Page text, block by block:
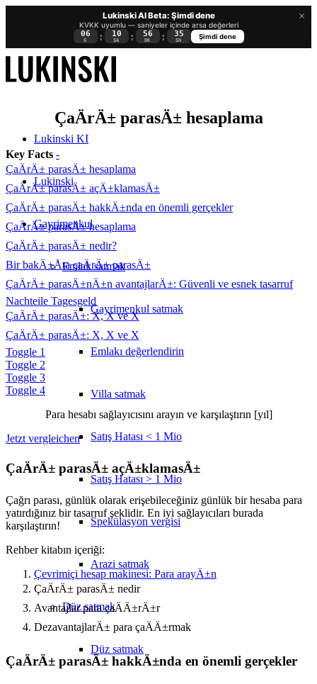
×
Lukinski AI Beta: Şimdi dene
KVKK uyumlu — saniyeler içinde arsa değerleri
06
G : 10
SA : 56
DK : 34
SN
Şimdi dene
Lukinski KI
Lukinski
Gayrimenkul
Emlak satmak
Gayrimenkul satmak
Emlakı değerlendirin
Villa satmak
Satış Hatası < 1 Mio
Satış Hatası > 1 Mio
Spekülasyon vergisi
Arazi satmak
Düzsatmak
Düz satmak
ÇaÄrÄ± parasÄ± hesaplama
Key Facts -
ÇaÄrÄ± parasÄ± hesaplama
ÇaÄrÄ± parasÄ± açÄ±klamasÄ±
ÇaÄrÄ± parasÄ± hakkÄ±nda en önemli gerçekler
ÇaÄrÄ± parasÄ± hesaplama
ÇaÄrÄ± parasÄ± nedir?
Bir bakÄ±Åta çaÄrÄ± parasÄ±
ÇaÄrÄ± parasÄ±nÄ±n avantajlarÄ±: Güvenli ve esnek tasarruf
Nachteile Tagesgeld
ÇaÄrÄ± parasÄ±: X, X ve X
ÇaÄrÄ± parasÄ±: X, X ve X
Toggle 1
Toggle 2
Toggle 3
Toggle 4
Para hesabı sağlayıcısını arayın ve karşılaştırın [yıl]
Jetzt vergleichen
ÇaÄrÄ± parasÄ± açÄ±klamasÄ±
Çağrı parası, günlük olarak erişebileceğiniz günlük bir hesaba para
yatırdığınız bir tasarruf şeklidir. En iyi sağlayıcıları burada
karşılaştırın!
Rehber kitabın içeriği:
Çevrimiçi hesap makinesi: Para arayÄ±n
ÇaÄrÄ± parasÄ± nedir
Avantajlar para çaÄÄ±rÄ±r
DezavantajlarÄ± para çaÄÄ±rmak
ÇaÄrÄ± parasÄ± hakkÄ±nda en önemli gerçekler